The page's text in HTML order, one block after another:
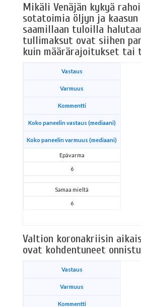
Mikäli Venäjän kykyä
sotatoimia öljyn ja
saamillaan tuloilla
tullimaksut ovat siihen
kuin määrärajoitukset
Vastaus
Varmuus
Kommentti
Koko paneelin vastaus (mediaani)
Koko paneelin varmuus (mediaani)
Epävarma
6
Samaa mieltä
6
Valtion koronakriisin
ovat kohdentuneet
Vastaus
Varmuus
Kommentti